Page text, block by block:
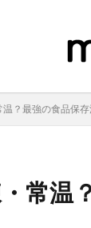
？最強の食品保
常温